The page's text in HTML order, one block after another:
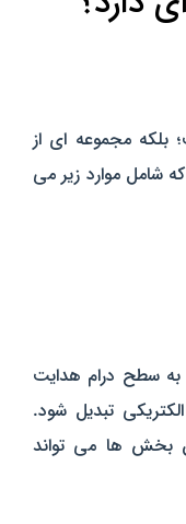
بلکه مجموعه‌ ای از
شامل موارد زیر می‌
به سطح درام هدایت
تبدیل شود.
بخش‌ ها می‌ تواند